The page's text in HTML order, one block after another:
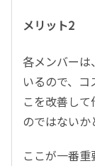
メリット2
各メンバーは
いるので、
こを改善し
のではないか
ここが一番